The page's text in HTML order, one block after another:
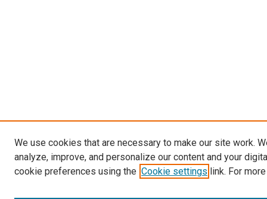
We use cookies that are necessary to make our site work.
analyze, improve, and personalize our content and your
cookie preferences using the Cookie settings link. For